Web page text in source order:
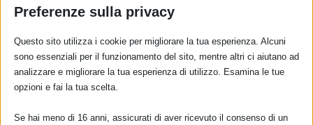
DONA E ASSOCIATI CON PAYPAL!
per associarti
Preferenze sulla privacy
Questo sito utilizza i cookie per migliorare la tua esperienza. Alcuni
sono essenziali per il funzionamento del sito, mentre altri ci aiutano ad
analizzare e migliorare la tua esperienza di utilizzo. Esamina le tue
opzioni e fai la tua scelta.
Se hai meno di 16 anni, assicurati di aver ricevuto il consenso di un